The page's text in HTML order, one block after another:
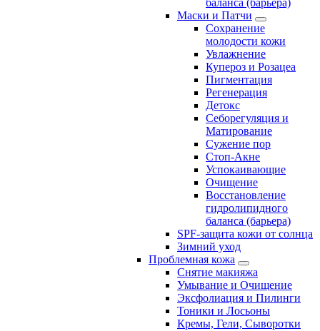
баланса (барьера)
Маски и Патчи
Сохранение
молодости кожи
Увлажнение
Купероз и Розацеа
Пигментация
Регенерация
Детокс
Себорегуляция и
Матирование
Сужение пор
Стоп-Акне
Успокаивающие
Очищение
Восстановление
гидролипидного
баланса (барьера)
SPF-защита кожи от солнца
Зимний уход
Проблемная кожа
Снятие макияжа
Умывание и Очищение
Эксфолиация и Пилинги
Тоники и Лосьоны
Кремы, Гели, Сыворотки